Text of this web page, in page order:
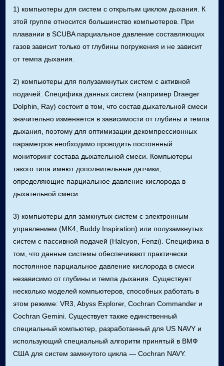
1) компьютеры для систем с открытым циклом дыхания. К
этой группе относится большинство компьютеров. При
плавании в SCUBA парциальное давление составляющих
газов зависит только от глубины погружения и не зависит
от темпа дыхания.
2) компьютеры для полузамкнутых систем с активной
подачей. Специфика данных систем (например Draeger
Dolphin, Ray) состоит в том, что состав дыхательной смеси
значительно изменяется в зависимости от глубины и темпа
дыхания, поэтому для оптимизации декомпрессионных
параметров необходимо проводить постоянный
мониторинг состава дыхательной смеси. Компьютеры
такого типа имеют дополнительные датчики,
определяющие парциальное давление кислорода в
дыхательной смеси.
3) компьютеры для замкнутых систем с электронным
управлением (MK4, Buddy Inspiration) или полузамкнутых
систем с пассивной подачей (Halcyon, Fenzi). Специфика в
том, что данные системы обеспечивают практически
постоянное парциальное давление кислорода в смеси
независимо от глубины и темпа дыхания. Существует
несколько моделей компьютеров, способных работать в
этом режиме: VR3, Abyss Explorer, Cochran Commander и
Cochran Gemini. Существует также единственный
специальный компьютер, разработанный для US NAVY и
использующий специальный алгоритм принятый в ВМФ
США для систем замкнутого цикла — Cochran NAVY.